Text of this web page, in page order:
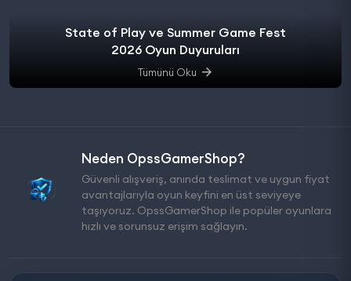
State of Play ve Summer Game Fest
2026 Oyun Duyuruları
Tümünü Oku
Neden OpssGamerShop?
Güvenli alışveriş, anında teslimat ve uygun fiyat
avantajlarıyla oyun keyfini en üst seviyeye
taşıyoruz. OpssGamerShop ile popüler oyunlara
hızlı ve sorunsuz erişim sağlayın.